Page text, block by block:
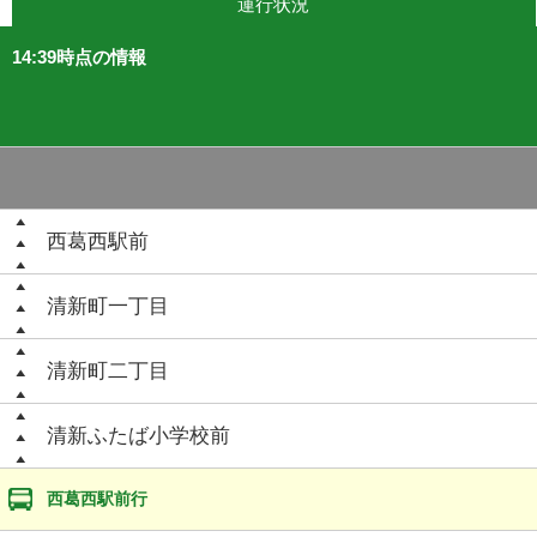
運行状況
14:39時点の情報
西葛西駅前
清新町一丁目
清新町二丁目
清新ふたば小学校前
西葛西駅前行